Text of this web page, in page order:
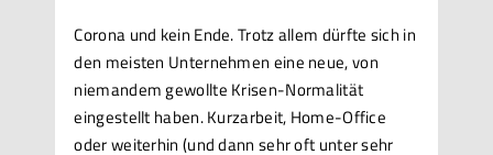
Corona und kein Ende. Trotz allem dürfte sich in
den meisten Unternehmen eine neue, von
niemandem gewollte Krisen-Normalität
eingestellt haben. Kurzarbeit, Home-Office
oder weiterhin (und dann sehr oft unter sehr